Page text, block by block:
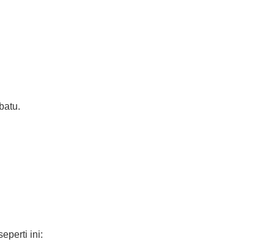
ini: